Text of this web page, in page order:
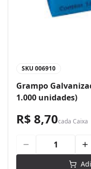
SKU 006910
Grampo
1.000 unidades)
R$ 8,70cada Caixa